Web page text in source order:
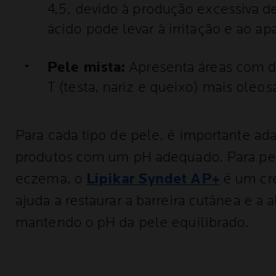
4,5, devido à produção excessiva
ácido pode levar à irritação e ao
Pele mista: Apresenta áreas com
T (testa, nariz e queixo) mais
Para cada tipo de pele, é importante
produtos com um pH adequado. Para
eczema, o Lipikar Syndet AP+ é um
ajuda a restaurar a barreira cutânea e a
mantendo o pH da pele equilibrado.